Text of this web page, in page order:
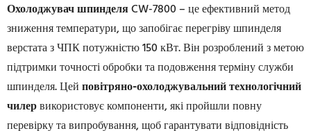
Охолоджувач шпинделяCW-7800 – це ефективний метод
зниження температури, що запобігає перегріву шпинделя
верстата з ЧПК потужністю 150 кВт. Він розроблений з метою
підтримки точності обробки та подовження терміну служби
шпинделя. Цейповітряно-охолоджувальний технологічний
чилервикористовує компоненти, які пройшли повну
перевірку та випробування, щоб гарантувати відповідність